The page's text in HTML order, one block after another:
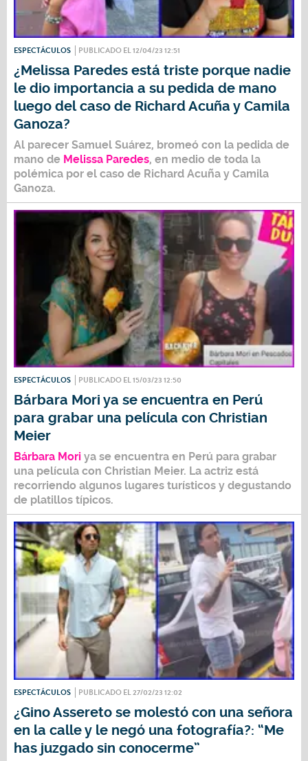
ESPECTÁCULOS PUBLICADO EL 12/04/23 12:51
¿Melissa Paredes está triste porque nadie
le dio importancia a su pedida de mano
luego del caso de Richard Acuña y Camila
Ganoza?
Al parecer Samuel Suárez, bromeó con la pedida de
mano de Melissa Paredes, en medio de toda la
polémica por el caso de Richard Acuña y Camila
Ganoza.
ESPECTÁCULOS PUBLICADO EL 15/03/23 12:50
Bárbara Mori ya se encuentra en Perú
para grabar una película con Christian
Meier
Bárbara Mori ya se encuentra en Perú para grabar
una película con Christian Meier. La actriz está
recorriendo algunos lugares turísticos y degustando
de platillos típicos.
ESPECTÁCULOS PUBLICADO EL 27/02/23 12:02
¿Gino Assereto se molestó con una señora
en la calle y le negó una fotografía?: “Me
has juzgado sin conocerme”